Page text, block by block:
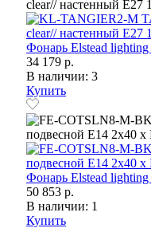
Фонарь Elstead
34 179 р.
В наличии: 3
Купить
Фонарь Elstead
50 853 р.
В наличии: 1
Купить